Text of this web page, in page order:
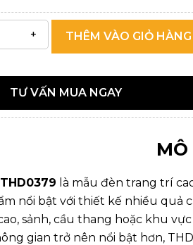
THÊM VÀO GIỎ HÀNG
TƯ VẤN MUA NGAY
MÔ
là mẫu đèn trang trí
nổi bật với thiết kế nhiều quả
sảnh, cầu thang hoặc khu
gian trở nên nổi bật hơn,